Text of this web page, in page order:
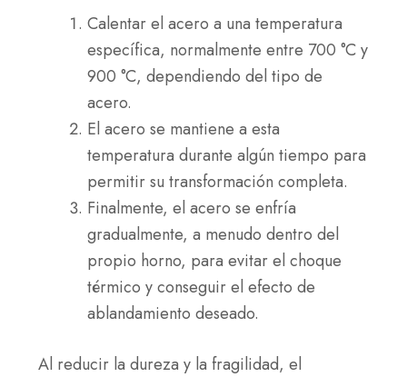
Calentar el acero a una temperatura
específica, normalmente entre 700 °C y
900 °C, dependiendo del tipo de
acero.
El acero se mantiene a esta
temperatura durante algún tiempo para
permitir su transformación completa.
Finalmente, el acero se enfría
gradualmente, a menudo dentro del
propio horno, para evitar el choque
térmico y conseguir el efecto de
ablandamiento deseado.
Al reducir la dureza y la fragilidad, el